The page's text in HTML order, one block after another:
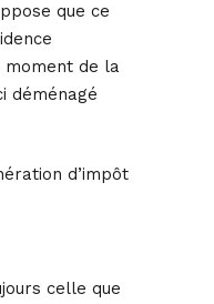
que ce
moment de la
déménagé
d’impôt
celle que